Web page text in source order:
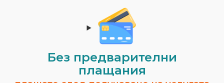
Без предварителни
плащания